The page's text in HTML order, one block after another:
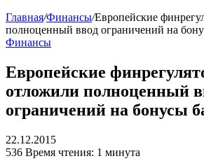
Главная/Финансы/Европейские
полноценный ввод ограничений на
Финансы
Европейские
отложили полноценный
ограничений на бонусы
22.12.2015
536 Время чтения: 1 минута